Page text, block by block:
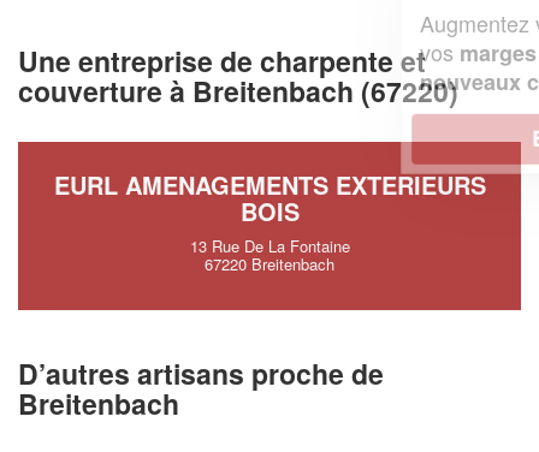
Une entreprise de charpente et
couverture à Breitenbach (67220)
EURL AMENAGEMENTS EXTERIEURS
BOIS
13 Rue De La Fontaine
67220 Breitenbach
D’autres artisans proche de
Breitenbach
chiffre d'affaireset
vosmargestout en gagnant de
nouveaux clients!
En savoir plus